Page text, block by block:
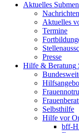
Aktuelles
Nachrichten
Aktuelles
Termine
Presse
Hilfe & Beratung
Selbsthilfe
Hilfe vor
bff-